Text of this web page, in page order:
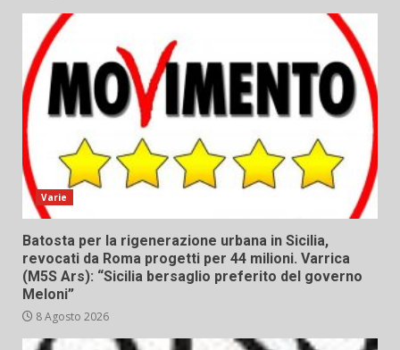
Varie
Batosta per la rigenerazione urbana in Sicilia,
revocati da Roma progetti per 44 milioni. Varrica
(M5S Ars): “Sicilia bersaglio preferito del governo
Meloni”
8 Agosto 2026